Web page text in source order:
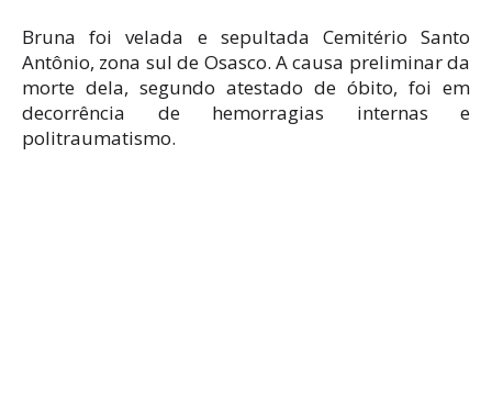
Bruna foi velada e sepultada Cemitério Santo
Antônio, zona sul de Osasco. A causa preliminar da
morte dela, segundo atestado de óbito, foi em
decorrência de hemorragias internas e
politraumatismo.